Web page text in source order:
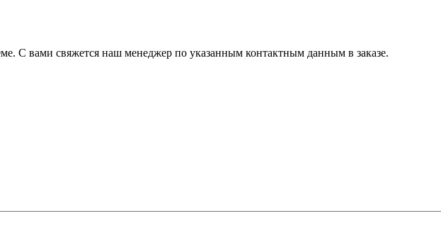
С вами свяжется наш менеджер по указанным контактным данным в заказе.